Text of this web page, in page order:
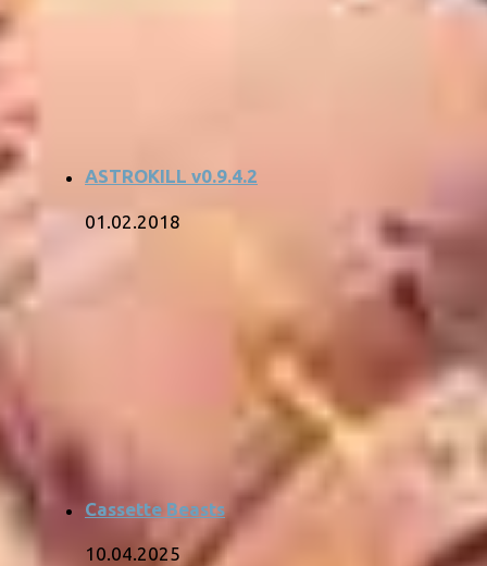
ASTROKILL v0.9.4.2
01.02.2018
Cassette Beasts
10.04.2025